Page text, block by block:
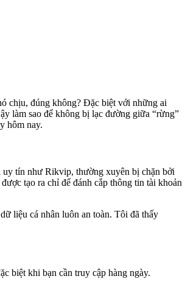
chịu, đúng không? Đặc biệt với những ai
làm sao để không bị lạc đường giữa “rừng”
hôm nay.
uy tín như Rikvip, thường xuyên bị chặn bởi
tạo ra chỉ để đánh cắp thông tin tài khoản
liệu cá nhân luôn an toàn. Tôi đã thấy
biệt khi bạn cần truy cập hàng ngày.